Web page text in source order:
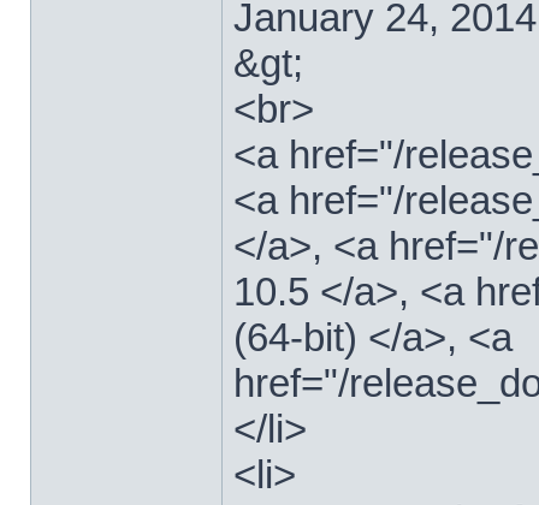
January 24, 2014
&gt;
<br>
<a href="/
<a href="/
</a>, <a href="/
10.5 </a>, <a
(64-bit) </a>, <a
href="/
</li>
<li>